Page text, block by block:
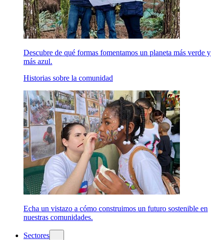
Descubre de qué formas fomentamos un planeta más verde y
más azul.
Historias sobre la comunidad
Echa un vistazo a cómo construimos un futuro sostenible en
nuestras comunidades.
Sectores